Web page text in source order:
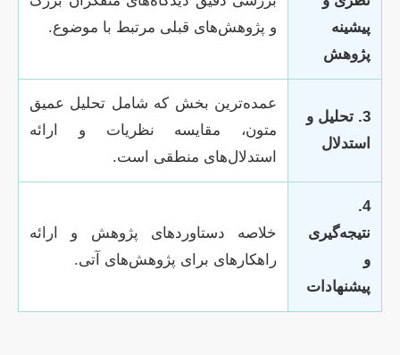
پیشینه
پژوهش
و پژوهش‌های قبلی مرتبط با موضوع.
3. تحلیل و
استدلال
عمده‌ترین بخش که شامل تحلیل عمیق
متون، مقایسه نظریات و ارائه
استدلال‌های منطقی است.
4.
نتیجه‌گیری
و
پیشنهادات
خلاصه دستاوردهای پژوهش و ارائه
راهکارهای برای پژوهش‌های آتی.